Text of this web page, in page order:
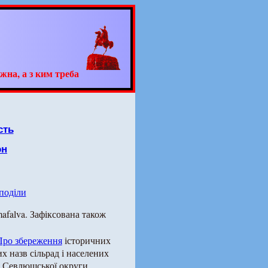
а з ким треба
Зафіксована також
збереженняісторичних
назв сільрад і населених
Севлюшської округи